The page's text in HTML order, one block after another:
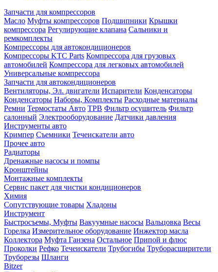
Запчасти для компрессоров
Масло Муфты компрессоров Подшипники Крышки
компрессора Регулирующие клапана Сальники и
ремкомплекты
Компрессоры для автокондиционеров
Компрессоры KTC Parts Компрессора для грузовых
автомобилей Компрессора для легковых автомобилей
Универсальные компрессора
Запчасти для автокондиционеров
Вентиляторы, Эл. двигатели Испарители Конденсаторы
Конденсаторы Наборы, Комплекты Расходные материалы
Ремни Термостаты Авто ТРВ Фильтр осушитель Фильтр
салонный Электрооборудование Датчики давления
Инструменты авто
Кримпер Съемники Течеискатели авто
Прочее авто
Радиаторы
Дренажные насосы и помпы
Кронштейны
Монтажные комплекты
Сервис пакет для чистки кондиционеров
Химия
Сопутствующие товары Хладоны
Инструмент
Быстросъемы, Муфты Вакуумные насосы Вальцовка Весы
Горелка Измерительное оборудование Инжектор масла
Коллектора Муфта Ганзена Остальное Припой и флюс
Проколки Рефко Течеискатели Трубогибы Труборасширители
Труборезы Шланги
Bitzer